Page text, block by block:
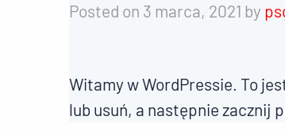
Posted on 3 marca, 2021 by
Witamy w WordPressie. To
lub usuń, a następnie zacznij